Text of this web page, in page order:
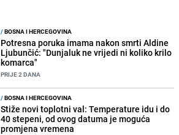
/BOSNA I HERCEGOVINA
Potresna poruka imama nakon smrti Aldine
Ljubunčić: "Dunjaluk ne vrijedi ni koliko krilo
komarca"
PRIJE 2 DANA
/BOSNA I HERCEGOVINA
Stiže novi toplotni val: Temperature idu i do
40 stepeni, od ovog datuma je moguća
promjena vremena